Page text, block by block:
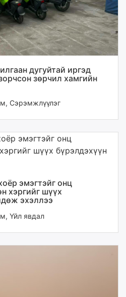
дугуйтай иргэд
зөрчил хамгийн
, Сэрэмжлүүлэг
эмэгтэйг онц
хэргийг шүүх
эхэллээ
,Үйл явдал